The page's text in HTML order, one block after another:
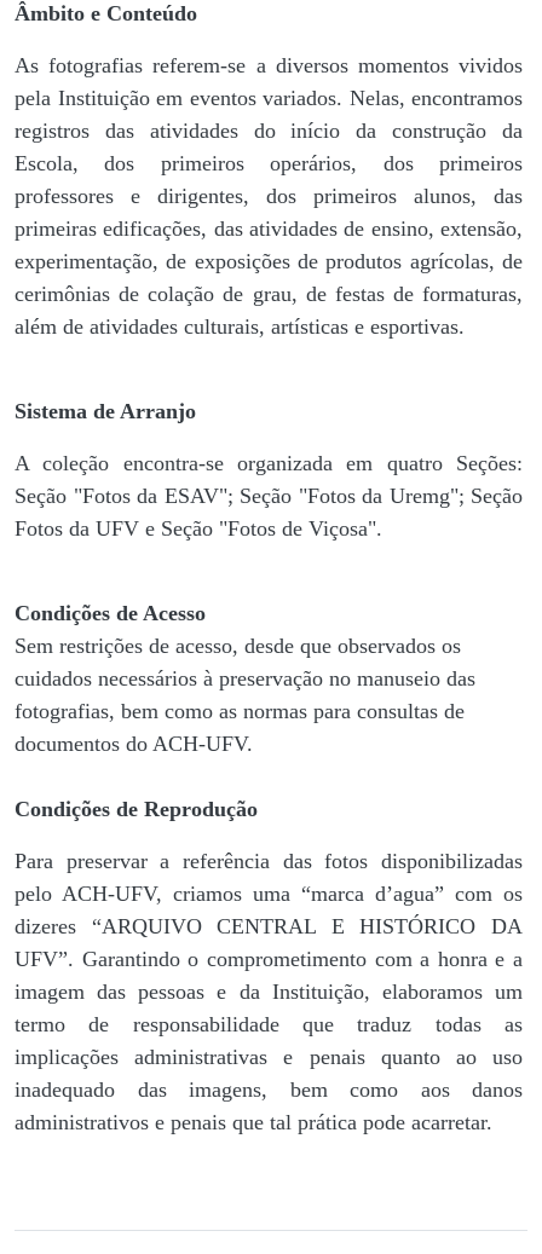
Âmbito e Conteúdo
As fotografias referem-se a diversos momentos vividos
pela Instituição em eventos variados. Nelas, encontramos
registros das atividades do início da construção da
Escola, dos primeiros operários, dos primeiros
professores e dirigentes, ​dos primeiros alunos, das
primeiras edificações, das atividades de ensino, extensão,
experimentação, de exposições de produtos agrícolas, de
cerimônias de colação de grau, de festas de formaturas,
além de atividades culturais, artísticas e esportivas.
Sistema de Arranjo
A coleção encontra-se organizada em quatro Seções:
Seção "Fotos da ESAV"; Seção "Fotos da Uremg"; Seção
Fotos da UFV e Seção "Fotos de Viçosa".
Condições de Acesso
Sem restrições de acesso, desde que observados os
cuidados necessários à preservação no manuseio das
fotografias, bem como as normas para consultas de
documentos do ACH-UFV.
Condições de Reprodução
Para preservar a referência das fotos disponibilizadas
pelo ACH-UFV, criamos uma “marca d’agua” com os
dizeres “ARQUIVO CENTRAL E HISTÓRICO DA
UFV”. Garantindo o comprometimento com a honra e a
imagem das pessoas e da Instituição, elaboramos um
termo de responsabilidade que traduz todas as
implicações administrativas e penais quanto ao uso
inadequado das imagens, bem como aos danos
administrativos e penais que tal prática pode acarretar.